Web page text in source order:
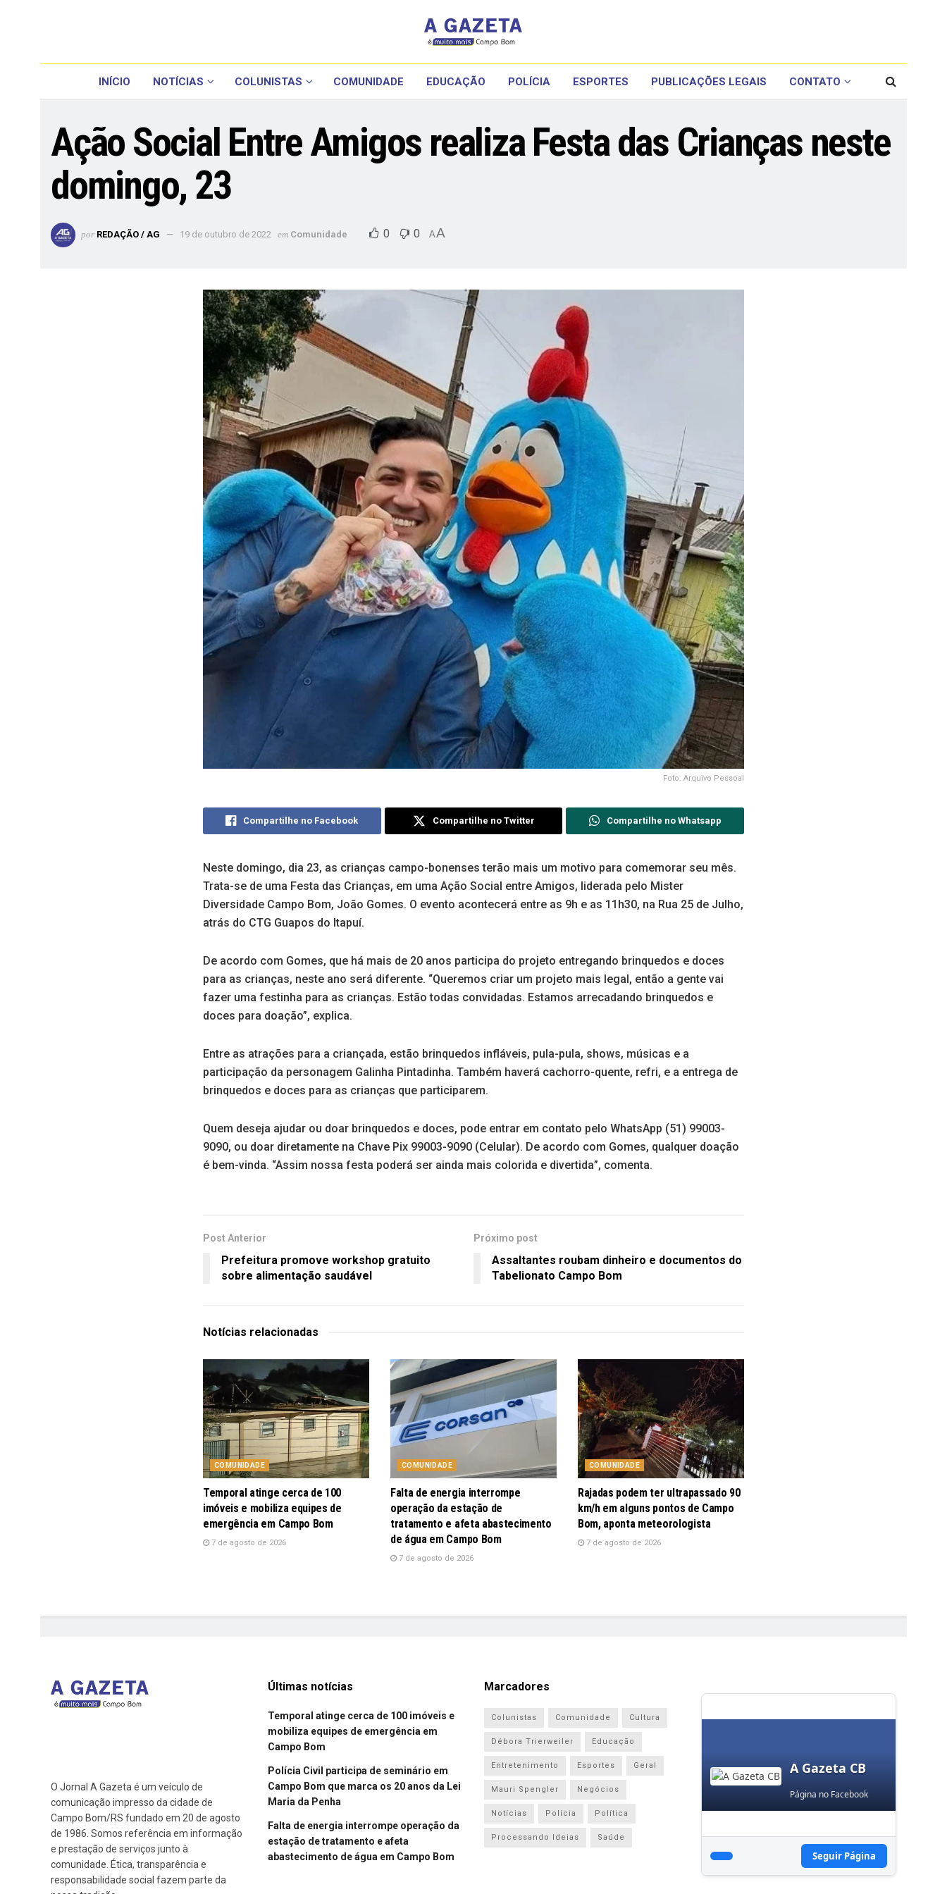
INÍCIO NOTÍCIAS COLUNISTAS COMUNIDADE EDUCAÇÃO POLÍCIA ESPORTES PUBLICAÇÕES LEGAIS CONTATO
Ação Social Entre Amigos realiza Festa das Crianças neste
domingo, 23
por REDAÇÃO / AG 19 de outubro de 2022 em Comunidade 0 0 AA
Foto: Arquivo Pessoal
Compartilhe no Facebook Compartilhe no Twitter Compartilhe no Whatsapp
Neste domingo, dia 23, as crianças campo-bonenses terão mais um motivo para comemorar seu mês.
Trata-se de uma Festa das Crianças, em uma Ação Social entre Amigos, liderada pelo Mister
Diversidade Campo Bom, João Gomes. O evento acontecerá entre as 9h e as 11h30, na Rua 25 de Julho,
atrás do CTG Guapos do Itapuí.
De acordo com Gomes, que há mais de 20 anos participa do projeto entregando brinquedos e doces
para as crianças, neste ano será diferente. “Queremos criar um projeto mais legal, então a gente vai
fazer uma festinha para as crianças. Estão todas convidadas. Estamos arrecadando brinquedos e
doces para doação”, explica.
Entre as atrações para a criançada, estão brinquedos infláveis, pula-pula, shows, músicas e a
participação da personagem Galinha Pintadinha. Também haverá cachorro-quente, refri, e a entrega de
brinquedos e doces para as crianças que participarem.
Quem deseja ajudar ou doar brinquedos e doces, pode entrar em contato pelo WhatsApp (51) 99003-
9090, ou doar diretamente na Chave Pix 99003-9090 (Celular). De acordo com Gomes, qualquer doação
é bem-vinda. “Assim nossa festa poderá ser ainda mais colorida e divertida”, comenta.
Post Anterior
Prefeitura promove workshop gratuito
sobre alimentação saudável
Próximo post
Assaltantes roubam dinheiro e documentos do
Tabelionato Campo Bom
Notícias relacionadas
COMUNIDADE
Temporal atinge cerca de 100
imóveis e mobiliza equipes de
emergência em Campo Bom
7 de agosto de 2026
COMUNIDADE
Falta de energia interrompe
operação da estação de
tratamento e afeta abastecimento
de água em Campo Bom
7 de agosto de 2026
COMUNIDADE
Rajadas podem ter ultrapassado 90
km/h em alguns pontos de Campo
Bom, aponta meteorologista
7 de agosto de 2026
O Jornal A Gazeta é um veículo de
comunicação impresso da cidade de
Campo Bom/RS fundado em 20 de agosto
de 1986. Somos referência em informação
e prestação de serviços junto à
comunidade. Ética, transparência e
responsabilidade social fazem parte da
Últimas notícias
Temporal atinge cerca de 100 imóveis e
mobiliza equipes de emergência em
Campo Bom
Polícia Civil participa de seminário em
Campo Bom que marca os 20 anos da Lei
Maria da Penha
Falta de energia interrompe operação da
estação de tratamento e afeta
abastecimento de água em Campo Bom
Marcadores
Colunistas Comunidade Cultura
Débora Trierweiler Educação
Entretenimento Esportes Geral
Mauri Spengler Negócios
Notícias Polícia Política
Processando Ideias Saúde
A Gazeta CB
Página no Facebook
Seguir Página